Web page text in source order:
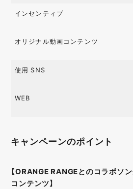
インセンティブ
オリジナル動画コンテンツ
使用 SNS
WEB
キャンペーンのポイント
【ORANGE RANGEとのコラボソ
コンテンツ】